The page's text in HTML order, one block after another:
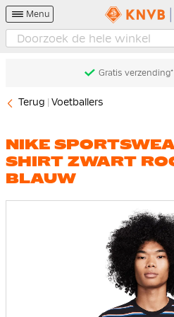
Menu
Gratis
Terug Voetballers
NIKE
SHIRT ZWART
BLAUW